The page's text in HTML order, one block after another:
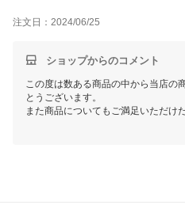
注文日：2024/06/25
ショップからのコメント
この度は数ある商品の中から当店の
とうございます。
また商品についてもご満足いただけ